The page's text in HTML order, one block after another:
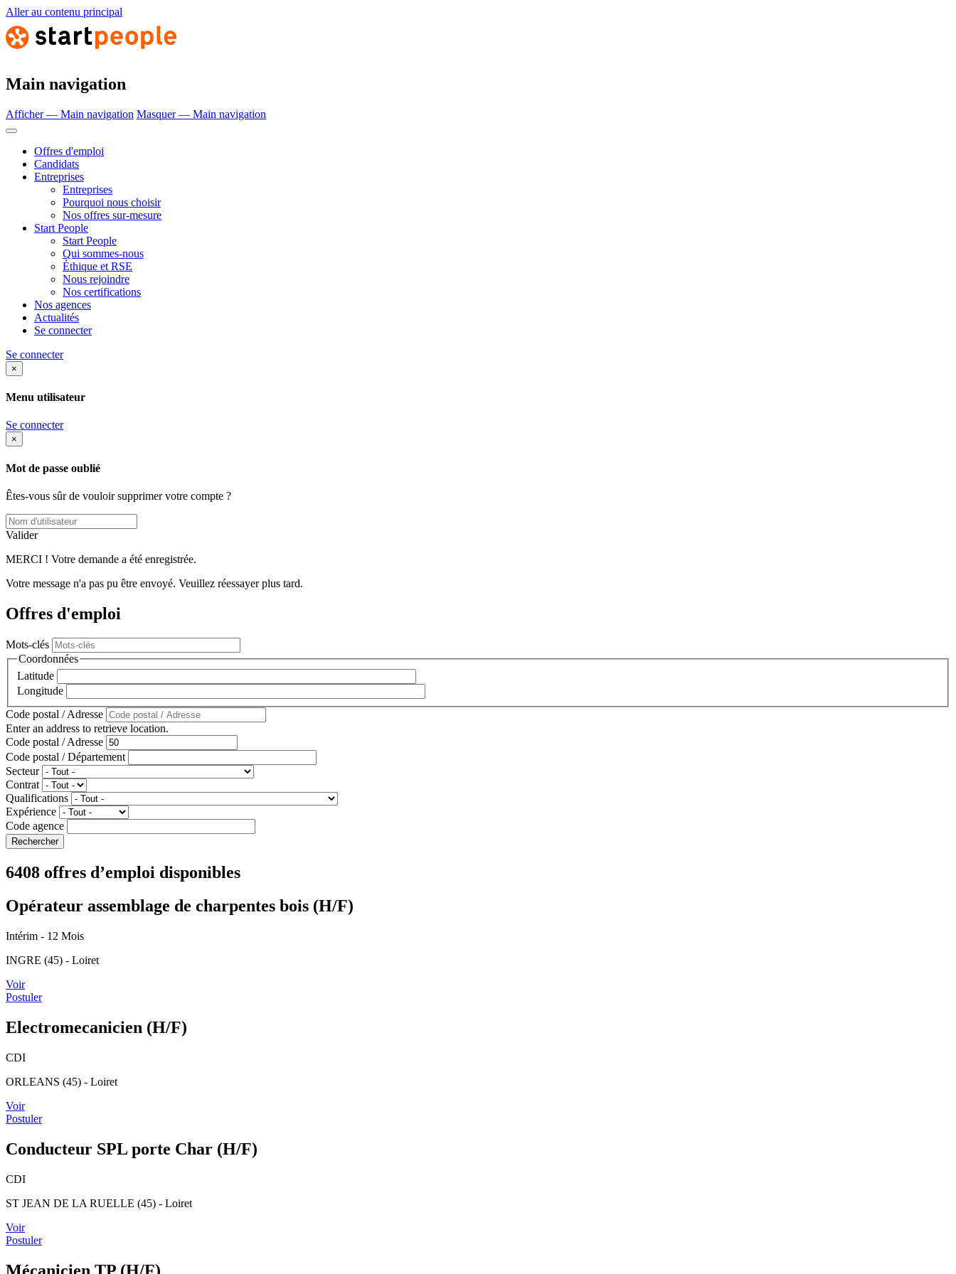
Aller au contenu principal
Main navigation
Afficher — Main navigation Masquer — Main navigation
Offres d'emploi
Candidats
Entreprises
Entreprises
Pourquoi nous choisir
Nos offres sur-mesure
Start People
Start People
Qui sommes-nous
Éthique et RSE
Nous rejoindre
Nos certifications
Nos agences
Actualités
Se connecter
Se connecter
×
Menu utilisateur
Se connecter
×
Mot de passe oublié
Êtes-vous sûr de vouloir supprimer votre compte ?
Valider
MERCI ! Votre demande a été enregistrée.
Votre message n'a pas pu être envoyé. Veuillez réessayer plus tard.
Offres d'emploi
Mots-clés
Coordonnées
Latitude
Longitude
Code postal / Adresse
Enter an address to retrieve location.
Code postal / Adresse
Code postal / Département
Secteur
Contrat
Qualifications
Expérience
Code agence
6408 offres d’emploi disponibles
Opérateur assemblage de charpentes bois (H/F)
Intérim - 12 Mois
INGRE (45) - Loiret
Voir
Postuler
Electromecanicien (H/F)
CDI
ORLEANS (45) - Loiret
Voir
Postuler
Conducteur SPL porte Char (H/F)
CDI
ST JEAN DE LA RUELLE (45) - Loiret
Voir
Postuler
Mécanicien TP (H/F)